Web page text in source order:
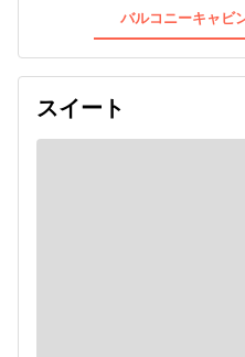
バルコニーキャビ
スイート